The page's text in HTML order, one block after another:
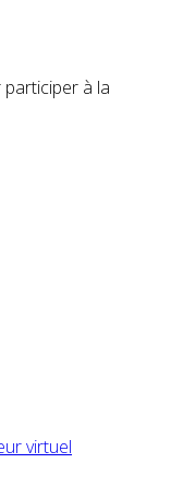
participer à la
virtuel